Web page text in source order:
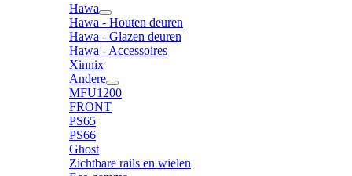
Hawa
Hawa - Houten deuren
Hawa - Glazen deuren
Hawa - Accessoires
Xinnix
Andere
MFU1200
FRONT
PS65
PS66
Ghost
Zichtbare rails en wielen